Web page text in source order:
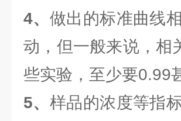
4、 做出的标准曲线
动，但一般来说，相
些实验，至少要0.99
5、 样品的浓度等指